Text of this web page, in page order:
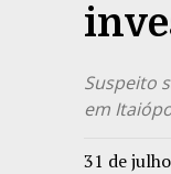
Suspeito
em
31 de